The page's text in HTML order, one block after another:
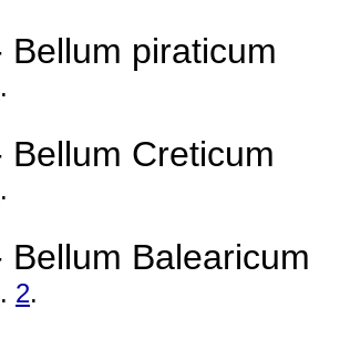
Bellum piraticum
.
Bellum Creticum
.
Bellum Balearicum
. 2.